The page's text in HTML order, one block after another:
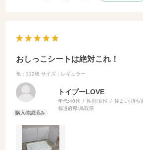
おしっこシートは絶対これ！
色：112枚 サイズ：レギュラー
トイプーLOVE
年代:40代 性別:女性 住まい:持ち
都道府県:鳥取県